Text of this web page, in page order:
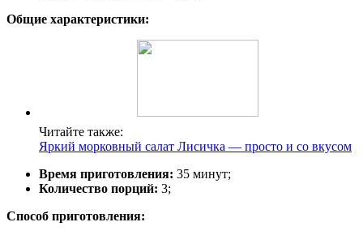
Общие характеристики:
Читайте также:
Яркий морковный салат Лисичка — просто и со вкусом
Время приготовления: 35 минут;
Количество порций: 3;
Способ приготовления: